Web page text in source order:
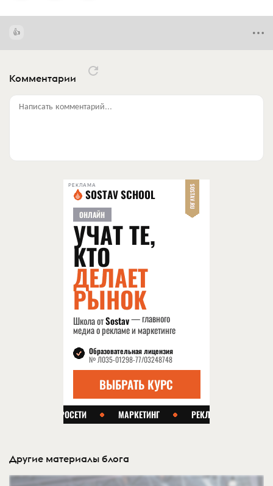
Комментарии
Написать комментарий...
РЕКЛАМА
Другие материалы блога